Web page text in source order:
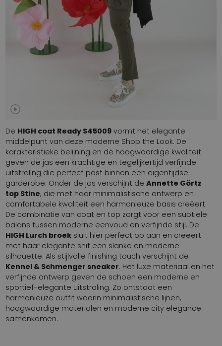
De HIGH coat Ready S45009 vormt het elegante
middelpunt van deze moderne Shop the Look. De
karakteristieke belijning en de hoogwaardige kwaliteit
geven de jas een krachtige en tegelijkertijd verfijnde
uitstraling die perfect past binnen een eigentijdse
garderobe. Onder de jas verschijnt deAnnette Görtz
top Stine, die met haar minimalistische ontwerp en
comfortabele kwaliteit een harmonieuze basis creëert.
De combinatie van coat en top zorgt voor een subtiele
balans tussen moderne eenvoud en verfijnde stijl. De
HIGH Lurch broek sluit hier perfect op aan en creëert
met haar elegante snit een slanke en moderne
silhouette. Als stijlvolle finishing touch verschijnt de
Kennel & Schmenger sneaker. Het luxe materiaal en het
verfijnde ontwerp geven de schoen een moderne en
sportief-elegante uitstraling. Zo ontstaat een
harmonieuze outfit waarin minimalistische lijnen,
hoogwaardige materialen en moderne city elegance
samenkomen.